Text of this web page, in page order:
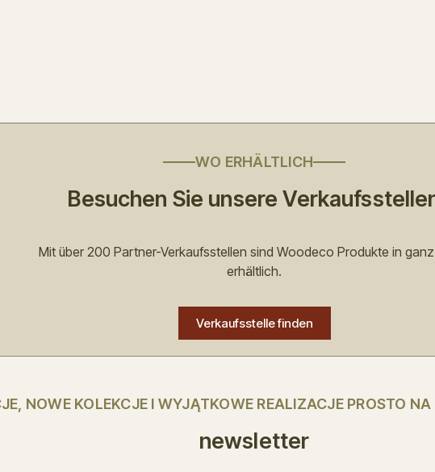
WO ERHÄLTLICH
Besuchen Sie unsere
Mit über 200 Partner-Verkaufsstellen sind Woodeco Produkte in
erhältlich.
Verkaufsstelle finden
NOWE KOLEKCJE I WYJĄTKOWE REALIZACJE PROSTO
newsletter